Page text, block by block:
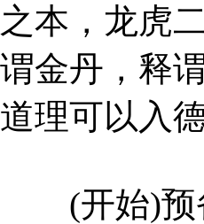
之本，龙虎
谓金丹，释
道理可以入德
(开始)预备